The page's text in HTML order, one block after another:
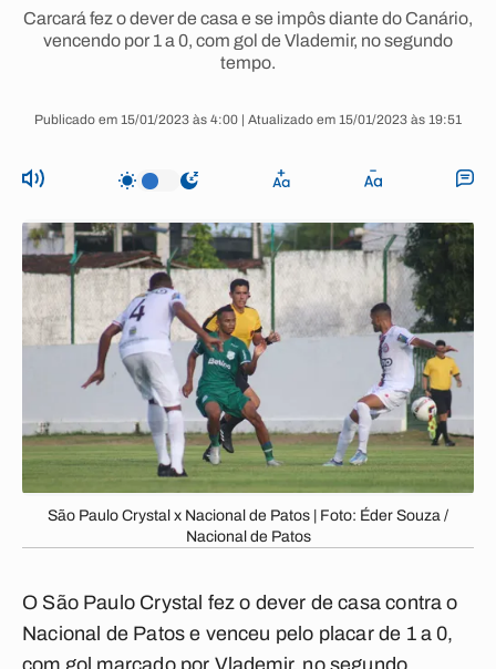
Carcará fez o dever de casa e se impôs diante do Canário,
vencendo por 1 a 0, com gol de Vlademir, no segundo
tempo.
Publicado em 15/01/2023 às 4:00 | Atualizado em 15/01/2023 às 19:51
São Paulo Crystal x Nacional de Patos | Foto: Éder Souza /
Nacional de Patos
O São Paulo Crystal fez o dever de casa contra o
Nacional de Patos e venceu pelo placar de 1 a 0,
com gol marcado por Vlademir, no segundo